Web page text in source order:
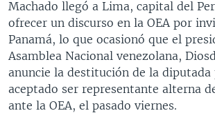
Machado llegó a Lima, capital del
ofrecer un discurso en la OEA por
Panamá, lo que ocasionó que el
Asamblea Nacional venezolana,
anuncie la destitución de la diputada
aceptado ser representante alterna
ante la OEA, el pasado viernes.